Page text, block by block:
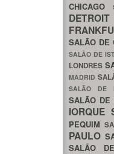
CHICAGO
DETROIT
SALÃO DE
SALÃO DE
LONDRES
MADRID
SALÃO DE
SALÃO DE
IORQUE
PEQUIM
PAULO
SALÃO